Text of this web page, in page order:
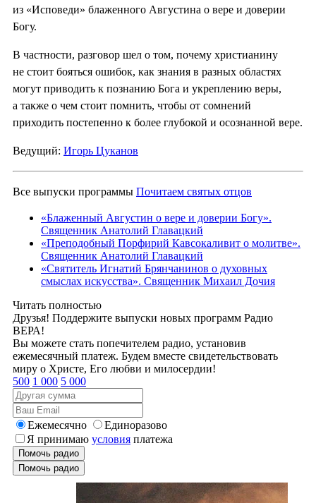
из «Исповеди» блаженного Августина о вере и доверии
Богу.
В частности, разговор шел о том, почему христианину
не стоит бояться ошибок, как знания в разных областях
могут приводить к познанию Бога и укреплению веры,
а также о чем стоит помнить, чтобы от сомнений
приходить постепенно к более глубокой и осознанной вере.
Ведущий: Игорь Цуканов
Все выпуски программы Почитаем святых отцов
«Блаженный Августин о вере и доверии Богу».
Священник Анатолий Главацкий
«Преподобный Порфирий Кавсокаливит о молитве».
Священник Анатолий Главацкий
«Святитель Игнатий Брянчанинов о духовных
смыслах искусства». Священник Михаил Дочия
Читать полностью
Друзья! Поддержите выпуски новых программ Радио
ВЕРА!
Вы можете стать попечителем радио, установив
ежемесячный платеж. Будем вместе свидетельствовать
миру о Христе, Его любви и милосердии!
500 1 000 5 000
Ежемесячно
Единоразово
Я принимаю условия платежа
Помочь радио
Помочь радио